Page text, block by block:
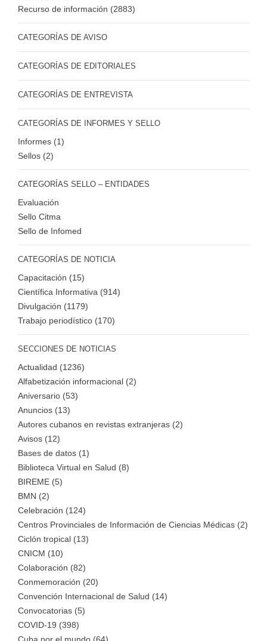
Recurso de información (2883)
CATEGORÍAS DE AVISO
CATEGORÍAS DE EDITORIALES
CATEGORÍAS DE ENTREVISTA
CATEGORÍAS DE INFORMES Y SELLO
Informes (1)
Sellos (2)
CATEGORÍAS SELLO – ENTIDADES
Evaluación
Sello Citma
Sello de Infomed
CATEGORÍAS DE NOTICIA
Capacitación (15)
Científica Informativa (914)
Divulgación (1179)
Trabajo periodístico (170)
SECCIONES DE NOTICIAS
Actualidad (1236)
Alfabetización informacional (2)
Aniversario (53)
Anuncios (13)
Autores cubanos en revistas extranjeras (2)
Avisos (12)
Bases de datos (1)
Biblioteca Virtual en Salud (8)
BIREME (5)
BMN (2)
Celebración (124)
Centros Provinciales de Información de Ciencias Médicas (2)
Ciclón tropical (13)
CNICM (10)
Colaboración (82)
Conmemoración (20)
Convención Internacional de Salud (14)
Convocatorias (5)
COVID-19 (398)